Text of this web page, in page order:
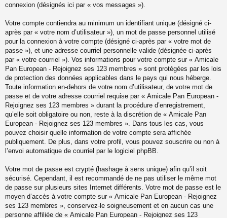
connexion (désignés ici par « vos messages »).
Votre compte contiendra au minimum un identifiant unique (désigné ci-
après par « votre nom d’utilisateur »), un mot de passe personnel utilisé
pour la connexion à votre compte (désigné ci-après par « votre mot de
passe »), et une adresse courriel personnelle valide (désignée ci-après
par « votre courriel »). Vos informations pour votre compte sur « Amicale
Pan European - Rejoignez ses 123 membres » sont protégées par les lois
de protection des données applicables dans le pays qui nous héberge.
Toute information en-dehors de votre nom d’utilisateur, de votre mot de
passe et de votre adresse courriel requise par « Amicale Pan European -
Rejoignez ses 123 membres » durant la procédure d’enregistrement,
qu’elle soit obligatoire ou non, reste à la discrétion de « Amicale Pan
European - Rejoignez ses 123 membres ». Dans tous les cas, vous
pouvez choisir quelle information de votre compte sera affichée
publiquement. De plus, dans votre profil, vous pouvez souscrire ou non à
l’envoi automatique de courriel par le logiciel phpBB.
Votre mot de passe est crypté (hashage à sens unique) afin qu’il soit
sécurisé. Cependant, il est recommandé de ne pas utiliser le même mot
de passe sur plusieurs sites Internet différents. Votre mot de passe est le
moyen d’accès à votre compte sur « Amicale Pan European - Rejoignez
ses 123 membres », conservez-le soigneusement et en aucun cas une
personne affiliée de « Amicale Pan European - Rejoignez ses 123